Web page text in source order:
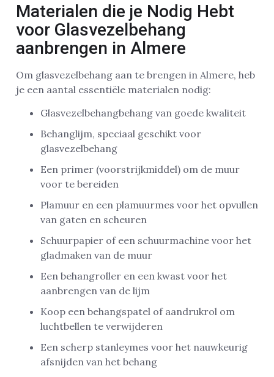
Materialen die je Nodig Hebt
voor Glasvezelbehang
aanbrengen in Almere
Om glasvezelbehang aan te brengen in Almere, heb
je een aantal essentiële materialen nodig:
Glasvezelbehangbehang van goede kwaliteit
Behanglijm, speciaal geschikt voor
glasvezelbehang
Een primer (voorstrijkmiddel) om de muur
voor te bereiden
Plamuur en een plamuurmes voor het opvullen
van gaten en scheuren
Schuurpapier of een schuurmachine voor het
gladmaken van de muur
Een behangroller en een kwast voor het
aanbrengen van de lijm
Koop een behangspatel of aandrukrol om
luchtbellen te verwijderen
Een scherp stanleymes voor het nauwkeurig
afsnijden van het behang